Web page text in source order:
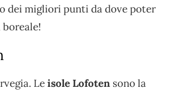
dei migliori punti da dove poter
boreale!
Leisole Lofoten sono la